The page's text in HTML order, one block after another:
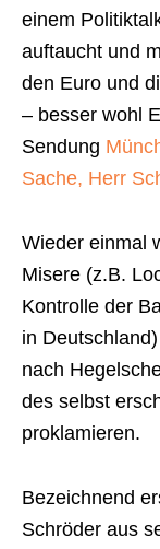
einem
auftaucht und
den Euro und
– besser wohl
Sendung
Sache, Herr
Wieder einmal
Misere (z.B.
Kontrolle der
in
nach
des selbst
proklamieren.
Bezeichnend
Schröder aus